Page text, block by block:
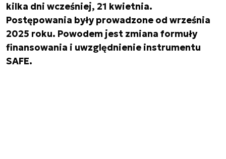
kilka dni wcześniej, 21 kwietnia.
Postępowania były prowadzone od września
2025 roku. Powodem jest zmiana formuły
finansowania i uwzględnienie instrumentu
SAFE.